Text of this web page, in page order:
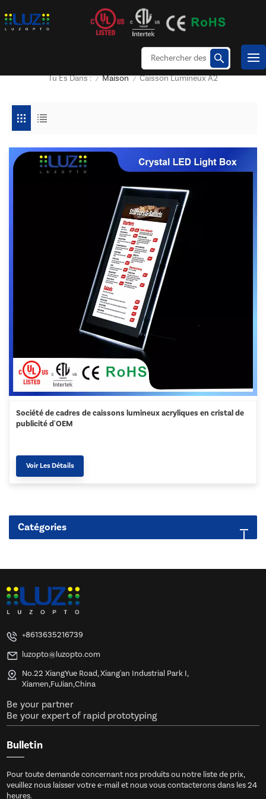
Tu Es Dans : / Maison / Caisson Lumineux A2
Société de cadres de caissons lumineux acryliques en cristal de
publicité d'OEM
Voir Les Détails
Catégories
+8613635216739
luzopto@luzopto.com
No.22 XiangYue Road, Xiang'an Industrial Park I,
Xiamen,FuJian,China
Be your partner
Be your expert of rapid prototyping
Bulletin
Pour toute demande concernant nos produits ou notre liste de prix,
veuillez nous laisser votre e-mail et nous vous contacterons dans les 24
heures.